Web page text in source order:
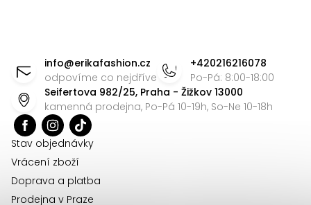
info@erikafashion.cz
odpovíme co nejdříve
+420216216078
Po-Pá: 8:00-18:00
Seifertova 982/25, Praha - Žižkov 13000
kamenná prodejna, Po-Pá 10-19h, So-Ne 10-18h
Stav objednávky
Vrácení zboží
Doprava a platba
Prodejna v Praze